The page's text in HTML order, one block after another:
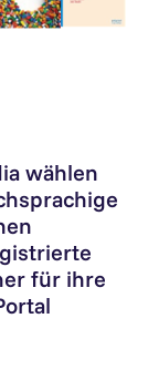
wählen
für ihre